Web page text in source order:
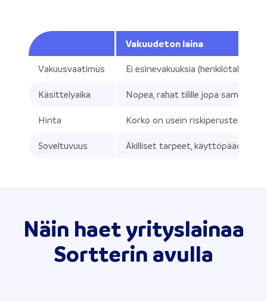
Vakuudeton laina
Vakuusvaatimus Ei esinevakuuksia (henkilötakaus
Käsittelyaika Nopea, rahat tilille jopa samana
Hinta Korko on usein riskiperusteinen
Soveltuvuus Äkilliset tarpeet, käyttöpääoma,
Näin haet yrityslainaa
Sortterin avulla